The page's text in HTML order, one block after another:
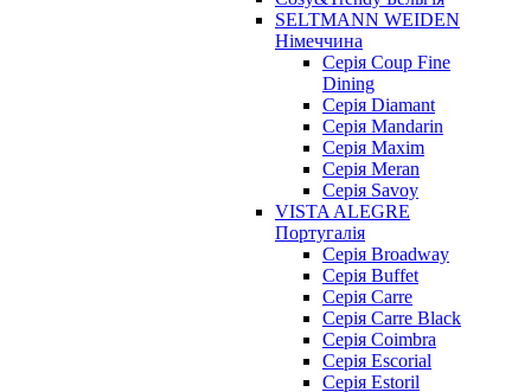
SELTMANN WEIDEN
Німеччина
Cерія Coup Fine
Dining
Cерія Diamant
Cерія Mandarin
Cерія Maxim
Серія Meran
Серія Savoy
VISTA ALEGRE
Португалія
Серія Broadway
Серія Buffet
Серія Carre
Серія Carre Black
Серія Coimbra
Серія Escorial
Серія Estoril